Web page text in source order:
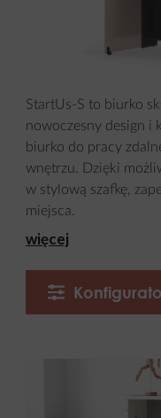
StartUs-S to biurko
nowoczesny design i
biurko do pracy
wnętrzu. Dzięki
w stylową szafkę,
miejsca.
więcej